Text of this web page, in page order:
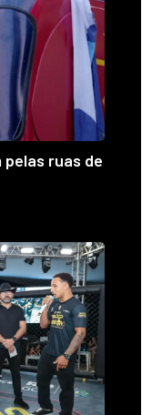
pelas ruas de